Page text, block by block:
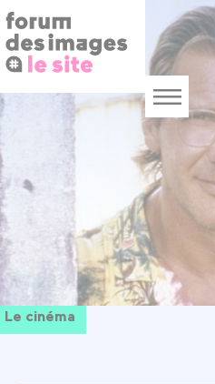
Panneau de gestion des cookies
au
contenu
principal
Menu
Le cinéma